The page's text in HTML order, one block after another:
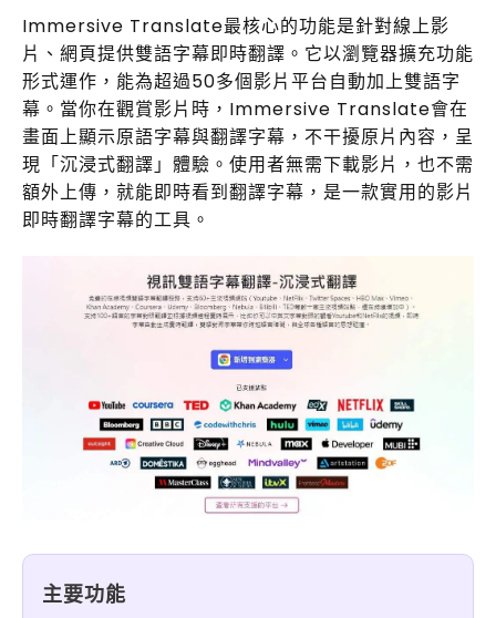
Immersive Translate最核心的功能是針對線上影
片、網頁提供雙語字幕即時翻譯。它以瀏覽器擴充功能
形式運作，能為超過50多個影片平台自動加上雙語字
幕。當你在觀賞影片時，Immersive Translate會在
畫面上顯示原語字幕與翻譯字幕，不干擾原片內容，呈
現「沉浸式翻譯」體驗。使用者無需下載影片，也不需
額外上傳，就能即時看到翻譯字幕，是一款實用的影片
即時翻譯字幕的工具。
主要功能